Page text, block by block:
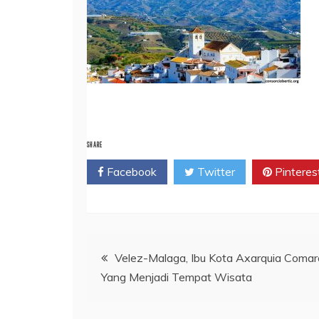
SHARE
Facebook Twitter
Post
navigation
Velez-Malaga, Ibu Kota Axarquia
Yang Menjadi Tempat Wisata